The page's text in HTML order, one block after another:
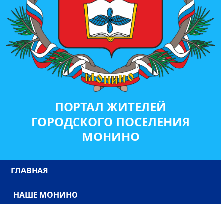
ПОРТАЛ ЖИТЕЛЕЙ
ГОРОДСКОГО ПОСЕЛЕНИЯ
МОНИНО
ГЛАВНАЯ
НАШЕ МОНИНО